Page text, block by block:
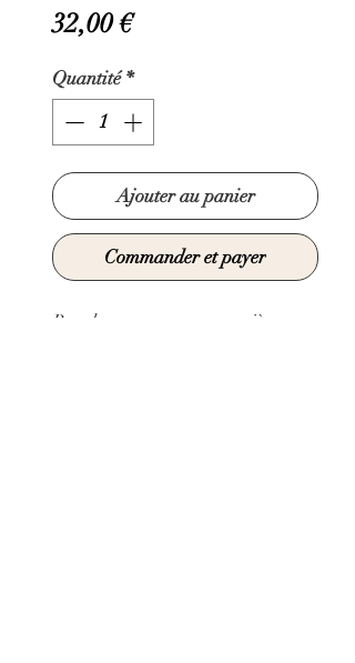
32,00 €Prix
Quantité *
Ajouter au panier
Commander et payer
Boucles comportant une pièce en